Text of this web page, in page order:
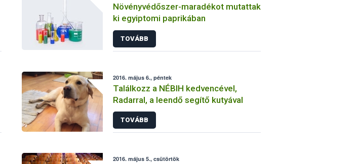
Növényvédőszer-maradékot mutattak
ki egyiptomi paprikában
TOVÁBB
2016. május 6., péntek
Találkozz a NÉBIH kedvencével,
Radarral, a leendő segítő kutyával
TOVÁBB
2016. május 5., csütörtök